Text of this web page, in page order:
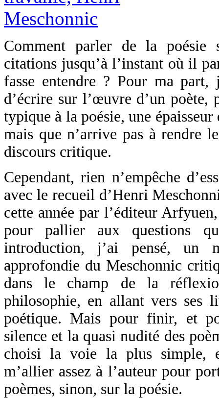
Comment parler de la poésie
citations jusqu’à l’instant où il
fasse entendre ? Pour ma
d’écrire sur l’œuvre d’un
typique à la poésie, une
mais que n’arrive pas à rendre
discours critique.
Cependant, rien n’empêche
avec le recueil d’Henri
cette année par l’éditeur
pour pallier aux questions
introduction, j’ai pensé, un
approfondie du Meschonnic
dans le champ de la
philosophie, en allant vers ses
poétique. Mais pour finir, et
silence et la quasi nudité des
choisi la voie la plus simple,
m’allier assez à l’auteur pour
poèmes, sinon, sur la poésie.